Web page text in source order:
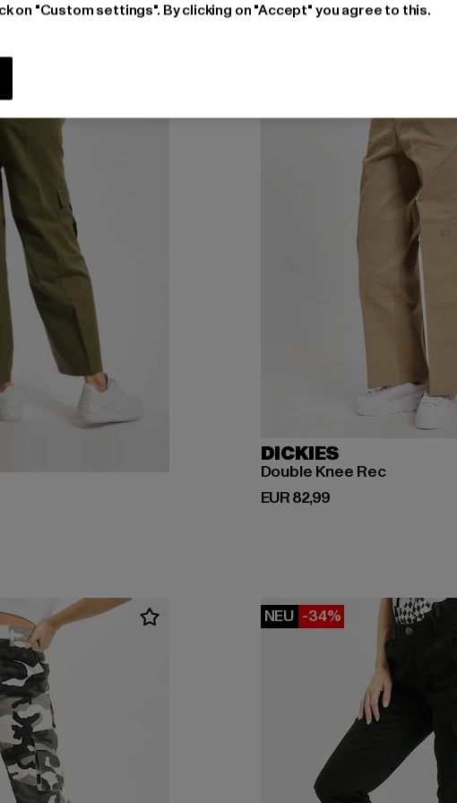
75,91
DICKIES
Double Knee Rec
EUR 82,99
Derzeitiger Preis: EUR 82,99
NEU -34%
on "Custom settings". By clicking on "Accept" you agree to this.